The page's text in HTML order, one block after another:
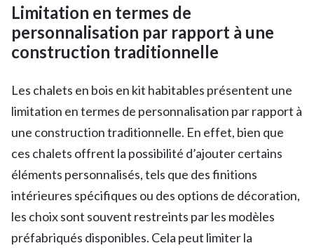
Limitation en termes de
personnalisation par rapport à une
construction traditionnelle
Les chalets en bois en kit habitables présentent une
limitation en termes de personnalisation par rapport à
une construction traditionnelle. En effet, bien que
ces chalets offrent la possibilité d’ajouter certains
éléments personnalisés, tels que des finitions
intérieures spécifiques ou des options de décoration,
les choix sont souvent restreints par les modèles
préfabriqués disponibles. Cela peut limiter la